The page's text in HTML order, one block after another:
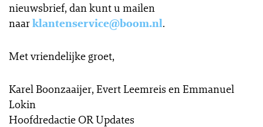
nieuwsbrief, dan kunt u mailen
naarklantenservice@boom.nl.
Met vriendelijke groet,
Karel Boonzaaijer, Evert Leemreis en Emmanuel
Lokin
Hoofdredactie OR Updates